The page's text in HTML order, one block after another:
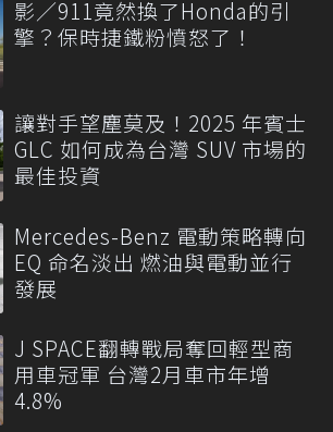
影／911竟然換了Honda的引
擎？保時捷鐵粉憤怒了！
讓對手望塵莫及！2025 年賓士
GLC 如何成為台灣 SUV 市場的
最佳投資
Mercedes-Benz 電動策略轉向
EQ 命名淡出 燃油與電動並行
發展
J SPACE翻轉戰局奪回輕型商
用車冠軍 台灣2月車市年增
4.8%